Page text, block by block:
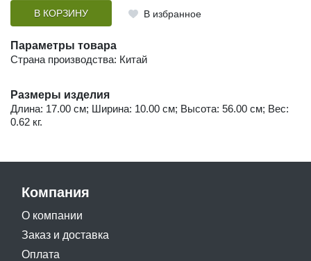
В КОРЗИНУ В избранное
Параметры товара
Страна производства: Китай
Размеры изделия
Длина: 17.00 см; Ширина: 10.00 см; Высота: 56.00 см; Вес:
0.62 кг.
Компания
О компании
Заказ и доставка
Оплата